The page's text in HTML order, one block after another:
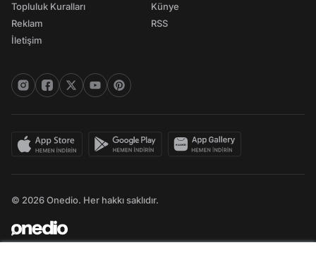
Topluluk Kuralları
Reklam
İletişim
Künye
RSS
© 2026 Onedio. Her hakkı saklıdır.